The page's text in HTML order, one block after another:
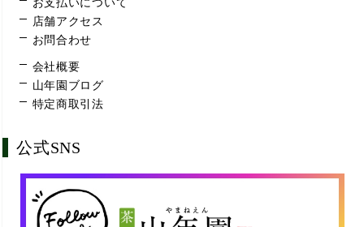
店舗アクセス
お問合わせ
会社概要
山年園ブログ
特定商取引法
公式SNS